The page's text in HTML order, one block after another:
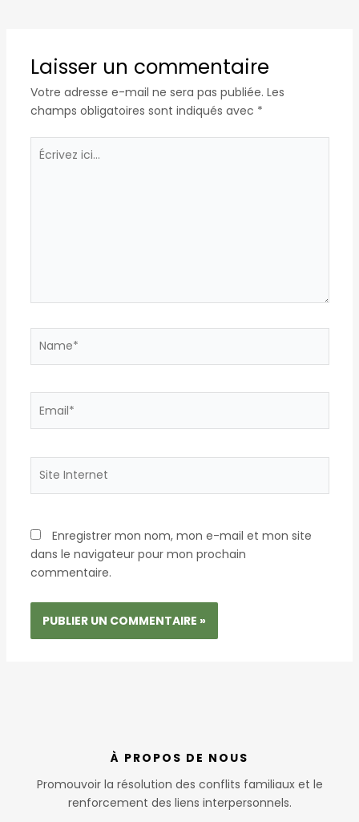
Laisser un commentaire
Votre adresse e-mail ne sera pas publiée. Les
champs obligatoires sont indiqués avec *
Écrivez
ici…
Internet
Enregistrer mon nom, mon e-mail et mon site
dans le navigateur pour mon prochain
commentaire.
À PROPOS DE NOUS
Promouvoir la résolution des conflits familiaux et le
renforcement des liens interpersonnels.